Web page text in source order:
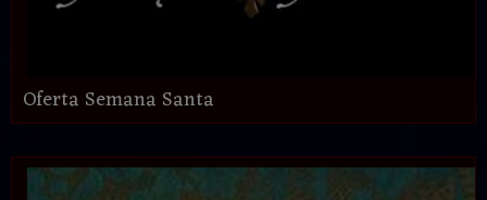
Oferta Semana Santa